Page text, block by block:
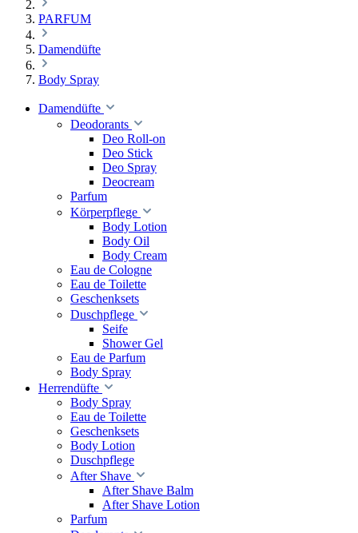
PARFUM
Damendüfte
Body Spray
Damendüfte
Deodorants
Deo Roll-on
Deo Stick
Deo Spray
Deocream
Parfum
Körperpflege
Body Lotion
Body Oil
Body Cream
Eau de Cologne
Eau de Toilette
Geschenksets
Duschpflege
Seife
Shower Gel
Eau de Parfum
Body Spray
Herrendüfte
Body Spray
Eau de Toilette
Geschenksets
Body Lotion
Duschpflege
After Shave
After Shave Balm
After Shave Lotion
Parfum